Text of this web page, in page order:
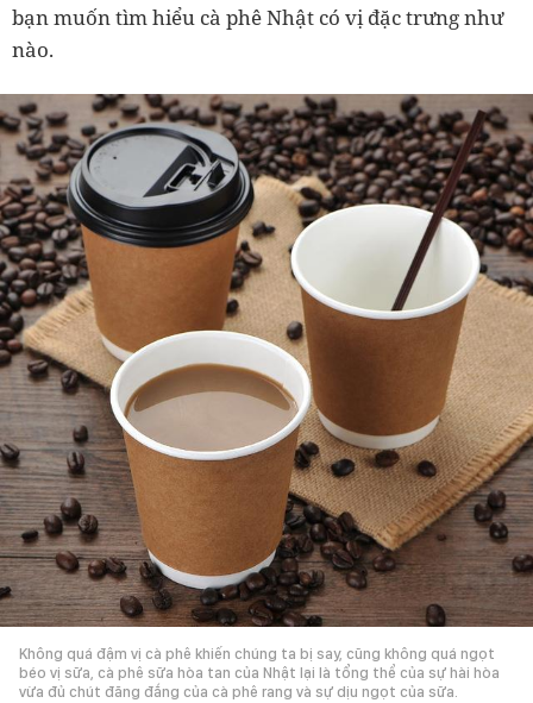
bạn muốn tìm hiểu cà phê Nhật có vị đặc trưng như
nào.
Không quá đậm vị cà phê khiến chúng ta bị say, cũng không quá ngọt
béo vị sữa, cà phê sữa hòa tan của Nhật lại là tổng thể của sự hài hòa
vừa đủ chút đăng đắng của cà phê rang và sự dịu ngọt của sữa.